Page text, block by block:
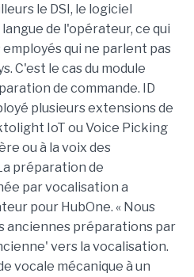
le DSI, le logiciel
de l'opérateur, ce qui
qui ne parlent pas
C'est le cas du module
de commande. ID
plusieurs extensions de
IoT ou Voice Picking
ou à la voix des
préparation de
par vocalisation a
pour HubOne. « Nous
anciennes préparations par
vers la vocalisation.
vocale mécanique à un